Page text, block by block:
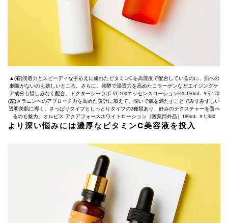
▲(右)浸透力とスピーディな手応えに優れたビタミンCを高濃度で配合しているのに、肌への
刺激がないのも嬉しいところ。さらに、発酵で浸透力を高めたコラーゲンなどエイジングケ
ア成分も惜しみなく配合。ドクターシーラボ VC100エッセンスローションEX 150mL ￥5,170
(左)メラニンへのアプローチ力を高めた設計に加えて、潤いで肌を満たすことでみずみずしい
透明美肌に導く。さっぱりタイプとしっとりタイプの2種類あり、好みのテクスチャーを選べ
るのも魅力。オルビス アクアフォースホワイトローション［医薬部外品］180mL ￥1,980
より深い悩みには濃厚なビタミンC美容液を投入